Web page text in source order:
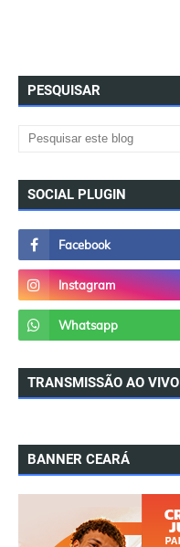
PESQUISAR
SOCIAL PLUGIN
TRANSMISSÃO AO VIVO
BANNER CEARÁ